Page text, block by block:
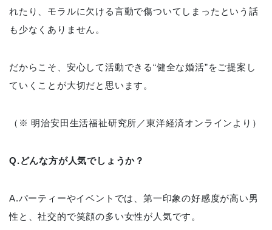
れたり、モラルに欠ける言動で傷ついてしまったという話
も少なくありません。
だからこそ、安心して活動できる“健全な婚活”をご提案し
ていくことが大切だと思います。
（※ 明治安田生活福祉研究所／東洋経済オンラインより）
Q.どんな方が人気でしょうか？
A.パーティーやイベントでは、第一印象の好感度が高い男
性と、社交的で笑顔の多い女性が人気です。